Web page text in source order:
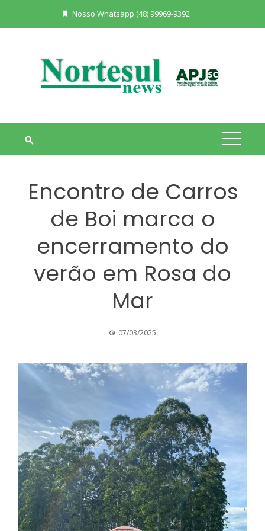
Nosso Whatsapp (48) 99969-9392
Encontro de Carros
de Boi marca o
encerramento do
verão em Rosa do
Mar
07/03/2025